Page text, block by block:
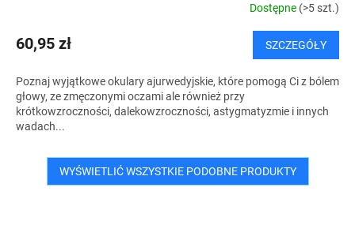
Dostępne (>5 szt.)
60,95 zł SZCZEGÓŁY
Poznaj wyjątkowe okulary ajurwedyjskie, które pomogą Ci z bólem
głowy, ze zmęczonymi oczami ale również przy
krótkowzroczności, dalekowzroczności, astygmatyzmie i innych
wadach...
WYŚWIETLIĆ WSZYSTKIE PODOBNE PRODUKTY